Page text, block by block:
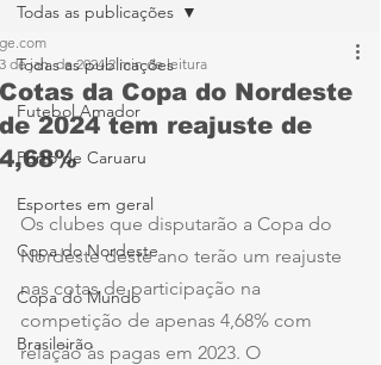
Todas as publicações
Futebol Amador
Porto de Caruaru
Esportes em geral
Copa do Nordeste
Copa do Mundo
Brasileirão
Todas as publicações
Cotas da Copa do Nordeste
de 2024 tem reajuste de
4,68%
ge.com
3 de jan. de 2024 2 min de leitura
Os clubes que disputarão a Copa do
Nordeste deste ano terão um reajuste
nas cotas de participação na
competição de apenas 4,68% com
relação às pagas em 2023. O